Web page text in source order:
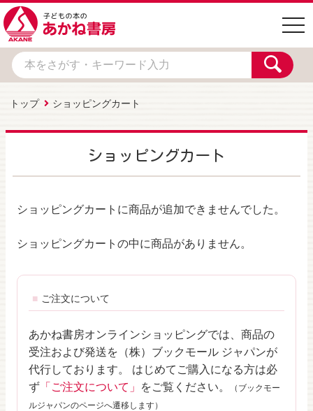
トップ ショッピングカート
ショッピングカート
ショッピングカートに商品が追加できませんでした。
ショッピングカートの中に商品がありません。
ご注文について
あかね書房オンラインショッピングでは、商品の
受注および発送を（株）ブックモール ジャパンが
代行しております。 はじめてご購入になる方は必
ず 「ご注文について」 をご覧ください。
（ブックモー
ルジャパンのページへ遷移します）